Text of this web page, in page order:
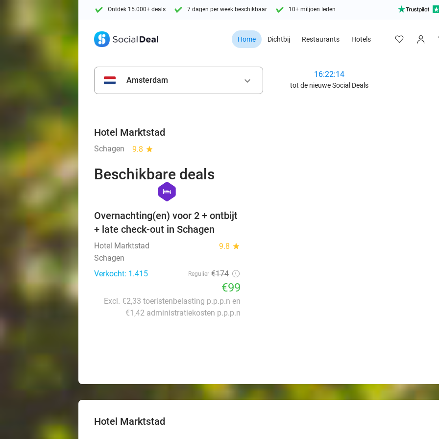
Ontdek 15.000+ deals 7 dagen per week beschikbaar 10+ miljoen leden
Home Dichtbij Restaurants Hotels
Amsterdam keyboard_arrow_down
16:22:12
tot de nieuwe Social Deals
Hotel Marktstad
Schagen 9.8 star
Beschikbare deals
hexagon
hotel
Overnachting(en) voor 2 + ontbijt
+ late check-out in Schagen
Hotel Marktstad 9.8 star
Schagen
Verkocht: 1.415
Regulier €174
€99
Excl. €2,33 toeristenbelasting p.p.p.n en
€1,42 administratiekosten p.p.p.n
Hotel Marktstad